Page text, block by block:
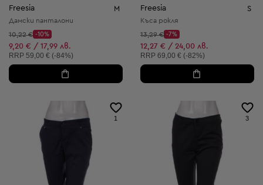
Freesia M
Дамски панталони
Начална цена:
10,22 €
Discount Price:
-10%
Намалена цена:
9,20 € / 17,99 лв.
Препоръчителна цена:
RRP 59,00 € (-84%)
Freesia S
Къса рокля
Начална цена:
13,29 €
Discount Price:
-7%
Намалена цена:
12,27 € / 24,00 лв.
Препоръчителна цена:
RRP 69,00 € (-82%)
1 3